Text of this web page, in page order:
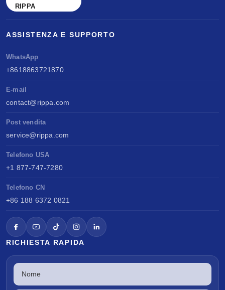
RIPPA
ASSISTENZA E SUPPORTO
WhatsApp
+8618863721870
E-mail
contact@rippa.com
Post vendita
service@rippa.com
Telefono USA
+1 877-747-7280
Telefono CN
+86 188 6372 0821
RICHIESTA RAPIDA